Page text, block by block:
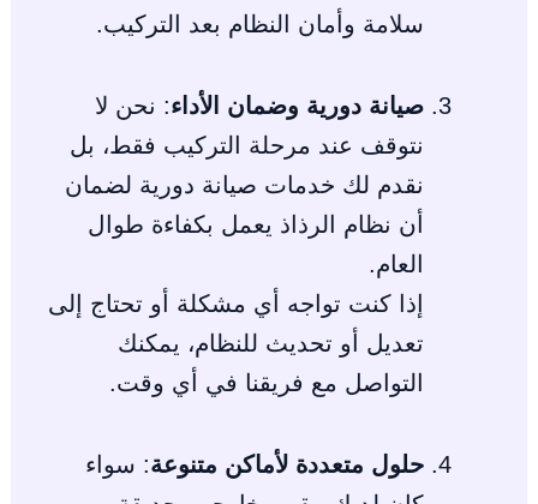
سلامة وأمان النظام بعد التركيب.
صيانة دورية وضمان الأداء: نحن لا
نتوقف عند مرحلة التركيب فقط، بل
نقدم لك خدمات صيانة دورية لضمان
أن نظام الرذاذ يعمل بكفاءة طوال
العام.
إذا كنت تواجه أي مشكلة أو تحتاج إلى
تعديل أو تحديث للنظام، يمكنك
التواصل مع فريقنا في أي وقت.
حلول متعددة لأماكن متنوعة: سواء